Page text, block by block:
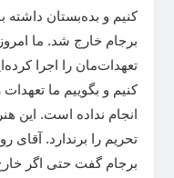
کنیم و بده‌بستان داشته
برجام خارج شد. ما
تعهدات‌مان را اجرا
کنیم و بگوییم ما
انجام نداده است. این
تحریم را برندارد. آقای
برجام گفت حتی اگر